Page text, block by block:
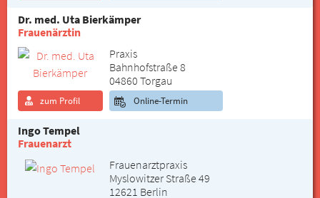
Dr. med. Uta Bierkämper
Frauenärztin
Praxis
Bahnhofstraße 8
04860 Torgau
zum Profil Online-Termin
Ingo Tempel
Frauenarzt
Frauenarztpraxis
Myslowitzer Straße 49
12621 Berlin